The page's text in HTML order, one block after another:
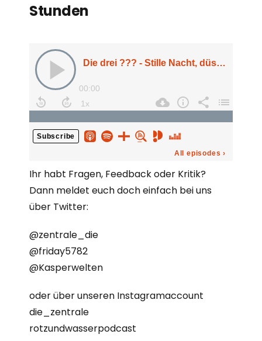
Stunden
Ihr habt Fragen, Feedback oder Kritik?
Dann meldet euch doch einfach bei uns
über Twitter:
@zentrale_die
@friday5782
@Kasperwelten
oder über unseren Instagramaccount
die_zentrale
rotzundwasserpodcast